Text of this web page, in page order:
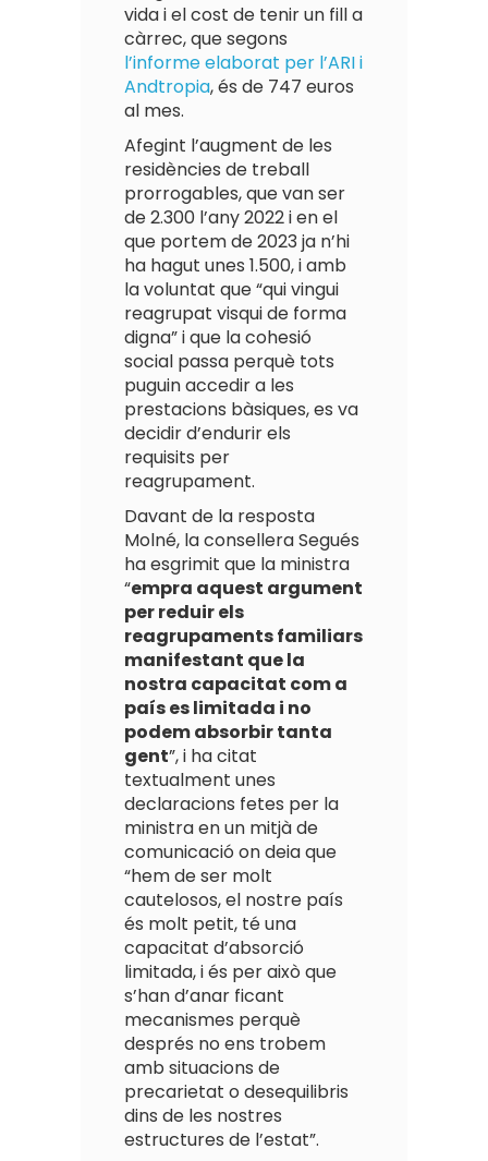
vida i el cost de tenir un fill a
càrrec, que segons
l’informe elaborat per l’ARI i
Andtropia, és de 747 euros
al mes.
Afegint l’augment de les
residències de treball
prorrogables, que van ser
de 2.300 l’any 2022 i en el
que portem de 2023 ja n’hi
ha hagut unes 1.500, i amb
la voluntat que “qui vingui
reagrupat visqui de forma
digna” i que la cohesió
social passa perquè tots
puguin accedir a les
prestacions bàsiques, es va
decidir d’endurir els
requisits per
reagrupament.
Davant de la resposta
Molné, la consellera Segués
ha esgrimit que la ministra
“empra aquest argument
per reduir els
reagrupaments familiars
manifestant que la
nostra capacitat com a
país es limitada i no
podem absorbir tanta
gent”, i ha citat
textualment unes
declaracions fetes per la
ministra en un mitjà de
comunicació on deia que
“hem de ser molt
cautelosos, el nostre país
és molt petit, té una
capacitat d’absorció
limitada, i és per això que
s’han d’anar ficant
mecanismes perquè
després no ens trobem
amb situacions de
precarietat o desequilibris
dins de les nostres
estructures de l’estat”.